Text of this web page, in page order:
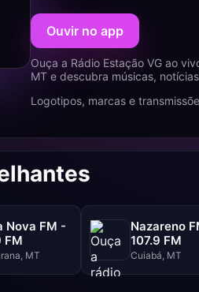
Ouvir no app
Ouça a Rádio Estação VG ao
MT e descubra músicas,
Logotipos, marcas e
Nova FM -
FM
MT
Nazareno
107.9 FM
Cuiabá, MT